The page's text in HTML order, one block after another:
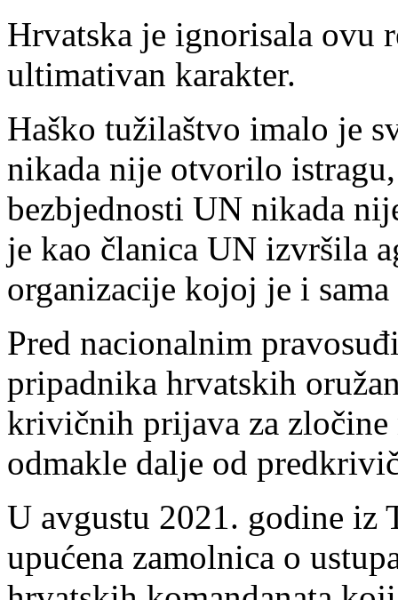
Hrvatska je ignorisala ovu
ultimativan karakter.
Haško tužilaštvo imalo je
nikada nije otvorilo
bezbjednosti UN nikada
je kao članica UN izvršila
organizacije kojoj je i
Pred nacionalnim
pripadnika hrvatskih
krivičnih prijava za
odmakle dalje od
U avgustu 2021. godine iz
upućena zamolnica o